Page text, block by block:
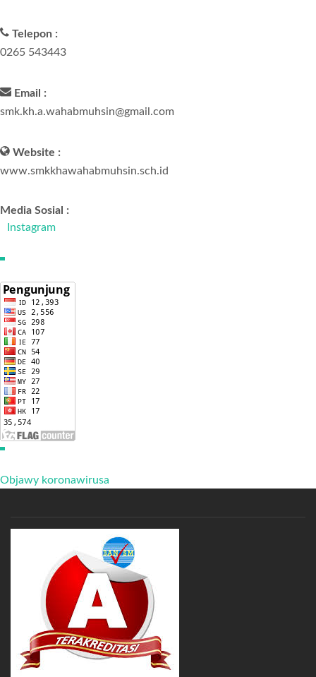
Telepon :
0265 543443
Email :
smk.kh.a.wahabmuhsin@gmail.com
Website :
www.smkkhawahabmuhsin.sch.id
Media Sosial :
Instagram
Objawy koronawirusa